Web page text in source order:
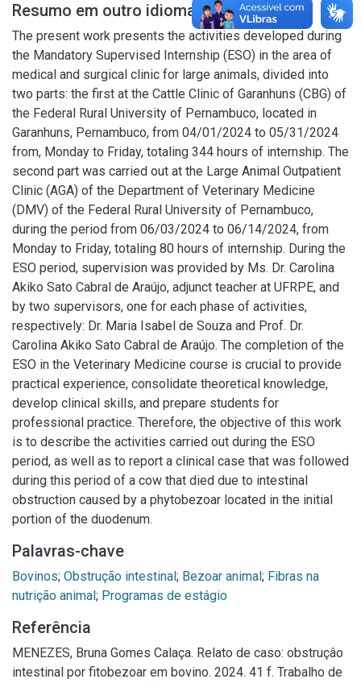
Resumo em outro idioma
The present work presents the activities developed during
the Mandatory Supervised Internship (ESO) in the area of
medical and surgical clinic for large animals, divided into
two parts: the first at the Cattle Clinic of Garanhuns (CBG) of
the Federal Rural University of Pernambuco, located in
Garanhuns, Pernambuco, from 04/01/2024 to 05/31/2024
from, Monday to Friday, totaling 344 hours of internship. The
second part was carried out at the Large Animal Outpatient
Clinic (AGA) of the Department of Veterinary Medicine
(DMV) of the Federal Rural University of Pernambuco,
during the period from 06/03/2024 to 06/14/2024, from
Monday to Friday, totaling 80 hours of internship. During the
ESO period, supervision was provided by Ms. Dr. Carolina
Akiko Sato Cabral de Araújo, adjunct teacher at UFRPE, and
by two supervisors, one for each phase of activities,
respectively: Dr. Maria Isabel de Souza and Prof. Dr.
Carolina Akiko Sato Cabral de Araújo. The completion of the
ESO in the Veterinary Medicine course is crucial to provide
practical experience, consolidate theoretical knowledge,
develop clinical skills, and prepare students for
professional practice. Therefore, the objective of this work
is to describe the activities carried out during the ESO
period, as well as to report a clinical case that was followed
during this period of a cow that died due to intestinal
obstruction caused by a phytobezoar located in the initial
portion of the duodenum.
Palavras-chave
Bovinos; Obstrução intestinal; Bezoar animal; Fibras na
nutrição animal; Programas de estágio
Referência
MENEZES, Bruna Gomes Calaça. Relato de caso: obstruçâo
intestinal por fitobezoar em bovino. 2024. 41 f. Trabalho de